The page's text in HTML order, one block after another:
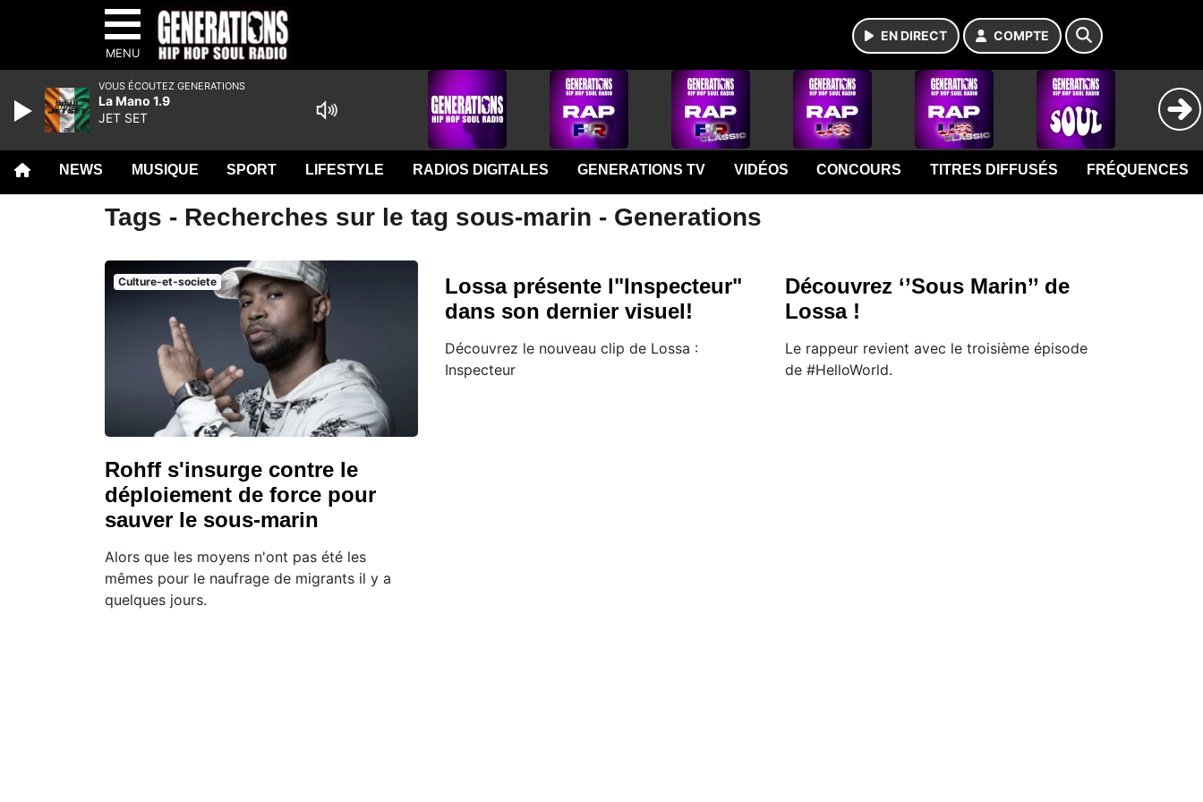
MENU
EN DIRECT COMPTE
NEWS MUSIQUE SPORT LIFESTYLE RADIOS DIGITALES GENERATIONS TV VIDÉOS CONCOURS TITRES DIFFUSÉS FRÉQUENCES
Tags - Recherches sur le tag sous-marin - Generations
Culture-et-societe
Rohff s'insurge contre le
déploiement de force pour
sauver le sous-marin
Alors que les moyens n'ont pas été les
mêmes pour le naufrage de migrants il y a
quelques jours.
Lossa présente l"Inspecteur"
dans son dernier visuel!
Découvrez le nouveau clip de Lossa :
Inspecteur
Découvrez ‘’Sous Marin’’ de
Lossa !
Le rappeur revient avec le troisième épisode
de #HelloWorld.
VOUS ÉCOUTEZ GENERATIONS
La Mano 1.9
JET SET